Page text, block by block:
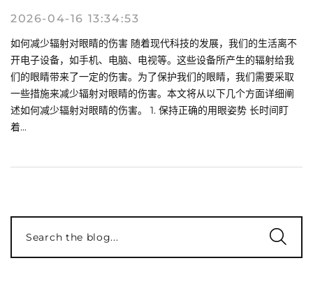
2026-04-16 13:34:53
如何减少辐射对眼睛的伤害 随着现代科技的发展，我们的生活离不
开电子设备，如手机、电脑、电视等。这些设备所产生的辐射给我
们的眼睛带来了一定的伤害。为了保护我们的眼睛，我们需要采取
一些措施来减少辐射对眼睛的伤害。本文将从以下几个方面详细阐
述如何减少辐射对眼睛的伤害。 1. 保持正确的用眼姿势 长时间盯
着...
Search the blog...